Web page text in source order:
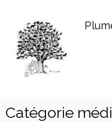
Catégorie